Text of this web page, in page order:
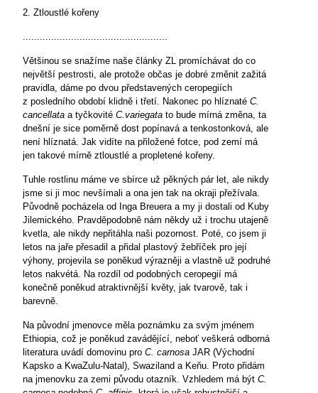
2. Ztloustlé kořeny
...................................................
Většinou se snažíme naše články ZL promíchávat do co
největší pestrosti, ale protože občas je dobré změnit zažitá
pravidla, dáme po dvou představených ceropegiích
z posledního období klidně i třetí. Nakonec po hlíznaté C.
cancellata a tyčkovité C.variegata to bude mírná změna, ta
dnešní je sice poměrně dost popínavá a tenkostonková, ale
není hlíznatá. Jak vidíte na přiložené fotce, pod zemí má
jen takové mírně ztloustlé a propletené kořeny.
Tuhle rostlinu máme ve sbírce už pěkných pár let, ale nikdy
jsme si ji moc nevšímali a ona jen tak na okraji přežívala.
Původně pocházela od Inga Breuera a my ji dostali od Kuby
Jilemického. Pravděpodobně nám někdy už i trochu utajeně
kvetla, ale nikdy nepřitáhla naši pozornost. Poté, co jsem ji
letos na jaře přesadil a přidal plastový žebříček pro její
výhony, projevila se poněkud výrazněji a vlastně už podruhé
letos nakvétá. Na rozdíl od podobných ceropegií má
konečně poněkud atraktivnější květy, jak tvarově, tak i
barevně.
Na původní jmenovce měla poznámku za svým jménem
Ethiopia, což je poněkud zavádějící, neboť veškerá odborná
literatura uvádí domovinu pro C. carnosa JAR (Východní
Kapsko a KwaZulu-Natal), Swaziland a Keňu. Proto přidám
na jmenovku za zemi původu otazník. Vzhledem má být C.